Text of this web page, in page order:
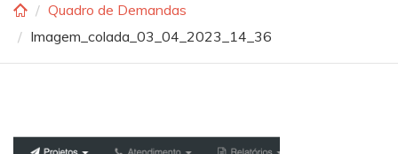
Quadro de Demandas
Imagem_colada_03_04_2023_14_36